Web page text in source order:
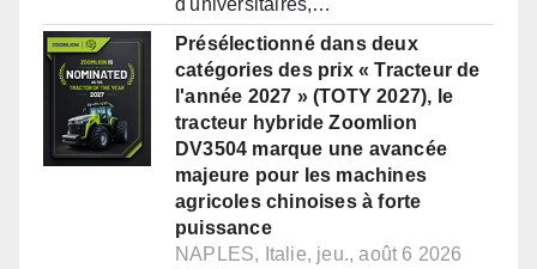
d'universitaires,…
Présélectionné dans deux
catégories des prix « Tracteur de
l'année 2027 » (TOTY 2027), le
tracteur hybride Zoomlion
DV3504 marque une avancée
majeure pour les machines
agricoles chinoises à forte
puissance
NAPLES, Italie, jeu., août 6 2026